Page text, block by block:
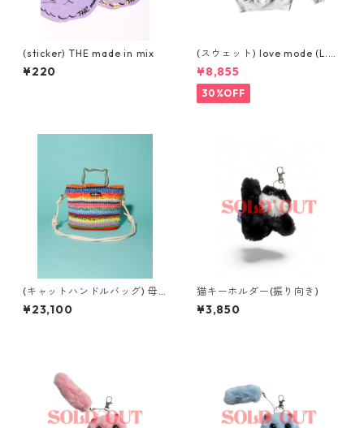
(sticker) THE made in mix
¥220
(スウェット) love mode (L.G
REY)
¥8,855
30%OFF
(キャットハンドルバッグ) 母
× mix コラボ
¥23,100
猫キーホルダー(振り向き)
¥3,850